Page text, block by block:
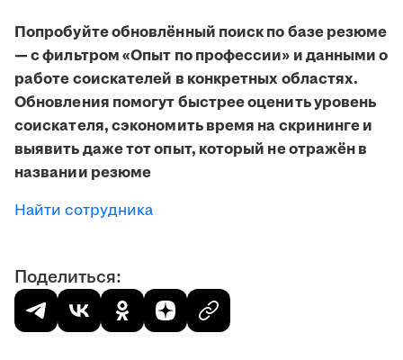
Попробуйте обновлённый поиск по базе резюме
— с фильтром «Опыт по профессии» и данными о
работе соискателей в конкретных областях.
Обновления помогут быстрее оценить уровень
соискателя, сэкономить время на скрининге и
выявить даже тот опыт, который не отражён в
названии резюме
Найти сотрудника
Поделиться: